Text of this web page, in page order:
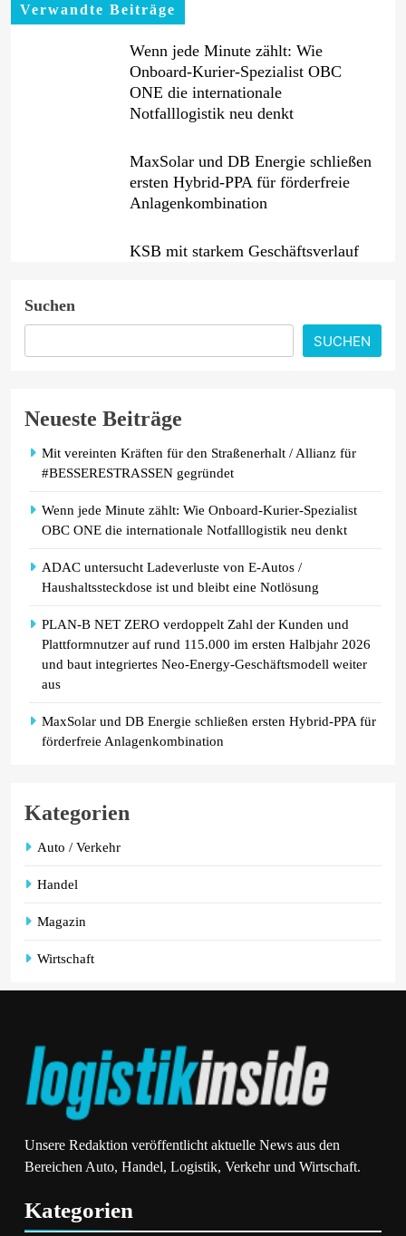
Verwandte Beiträge
Wenn jede Minute zählt: Wie
Onboard-Kurier-Spezialist OBC
ONE die internationale
Notfalllogistik neu denkt
MaxSolar und DB Energie schließen
ersten Hybrid-PPA für förderfreie
Anlagenkombination
KSB mit starkem Geschäftsverlauf
Intersolar-Trend 2026: Warum
Batteriespeicher zum wichtigsten
Suchen
SUCHEN
Neueste Beiträge
Mit vereinten Kräften für den Straßenerhalt / Allianz für
#BESSERESTRASSEN gegründet
Wenn jede Minute zählt: Wie Onboard-Kurier-Spezialist
OBC ONE die internationale Notfalllogistik neu denkt
ADAC untersucht Ladeverluste von E-Autos /
Haushaltssteckdose ist und bleibt eine Notlösung
PLAN-B NET ZERO verdoppelt Zahl der Kunden und
Plattformnutzer auf rund 115.000 im ersten Halbjahr 2026
und baut integriertes Neo-Energy-Geschäftsmodell weiter
aus
MaxSolar und DB Energie schließen ersten Hybrid-PPA für
förderfreie Anlagenkombination
Kategorien
Auto / Verkehr
Handel
Magazin
Wirtschaft
Unsere Redaktion veröffentlicht aktuelle News aus den
Bereichen Auto, Handel, Logistik, Verkehr und Wirtschaft.
Kategorien